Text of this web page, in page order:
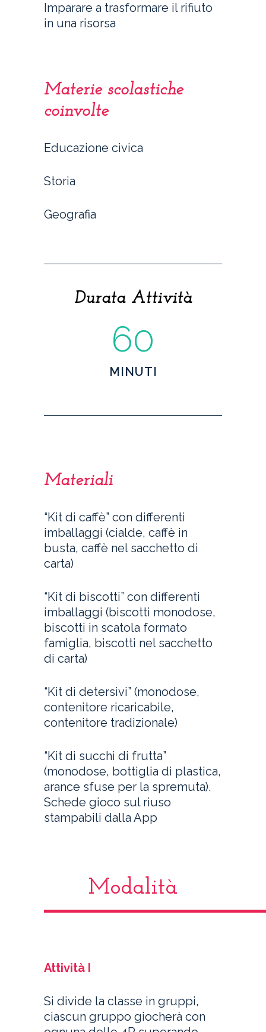
Imparare a trasformare il rifiuto
in una risorsa
Materie scolastiche
coinvolte
Educazione civica
Storia
Geografia
Durata Attività
60
MINUTI
Materiali
“Kit di caffè” con differenti
imballaggi (cialde, caffè in
busta, caffè nel sacchetto di
carta)
“Kit di biscotti” con differenti
imballaggi (biscotti monodose,
biscotti in scatola formato
famiglia, biscotti nel sacchetto
di carta)
“Kit di detersivi” (monodose,
contenitore ricaricabile,
contenitore tradizionale)
“Kit di succhi di frutta”
(monodose, bottiglia di plastica,
arance sfuse per la spremuta).
Schede gioco sul riuso
stampabili dalla App
Modalità
Attività I
Si divide la classe in gruppi,
ciascun gruppo giocherà con